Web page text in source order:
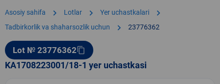
Asosiy sahifa chevron_right Lotlar chevron_right Yer uchastkalari chevron_right
Tadbirkorlik va shaharsozlik uchun chevron_right 23776362
Lot № 23776362content_copy
KA1708223001/18-1 yer uchastkasi